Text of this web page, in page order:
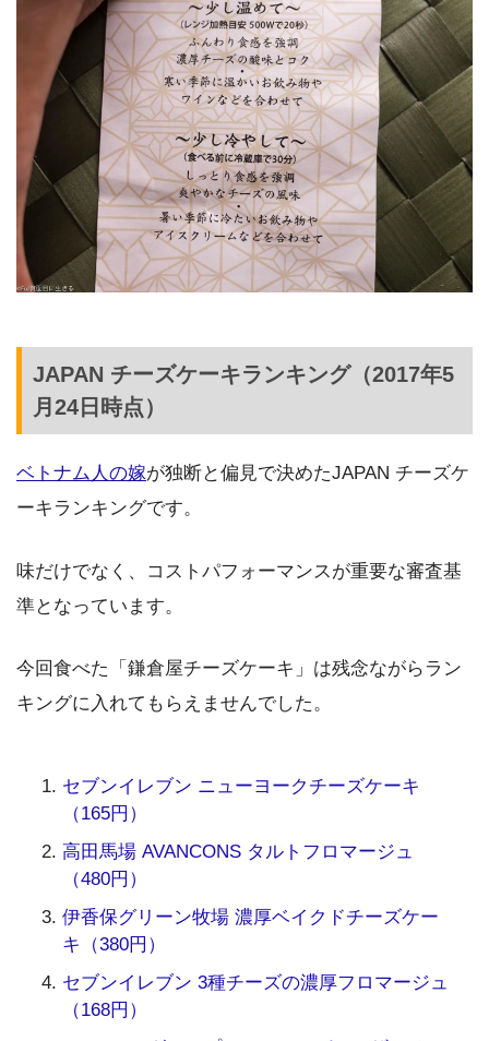
JAPAN チーズケーキランキング（2017年5
月24日時点）
ベトナム人の嫁が独断と偏見で決めたJAPAN チーズケ
ーキランキングです。
味だけでなく、コストパフォーマンスが重要な審査基
準となっています。
今回食べた「鎌倉屋チーズケーキ」は残念ながらラン
キングに入れてもらえませんでした。
セブンイレブン ニューヨークチーズケーキ
（165円）
高田馬場 AVANCONS タルトフロマージュ
（480円）
伊香保グリーン牧場 濃厚ベイクドチーズケー
キ（380円）
セブンイレブン 3種チーズの濃厚フロマージュ
（168円）